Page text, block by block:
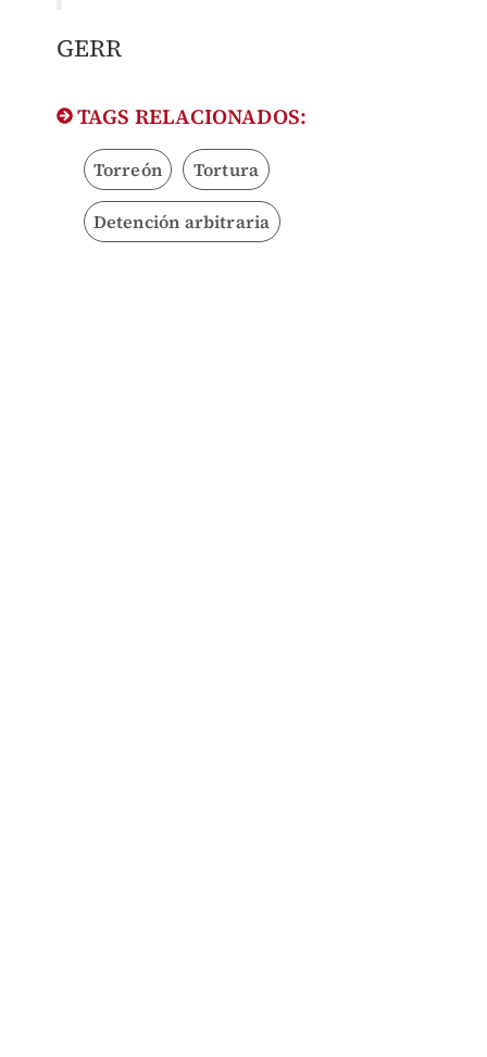
GERR
TAGS RELACIONADOS:
Torreón Tortura
Detención arbitraria